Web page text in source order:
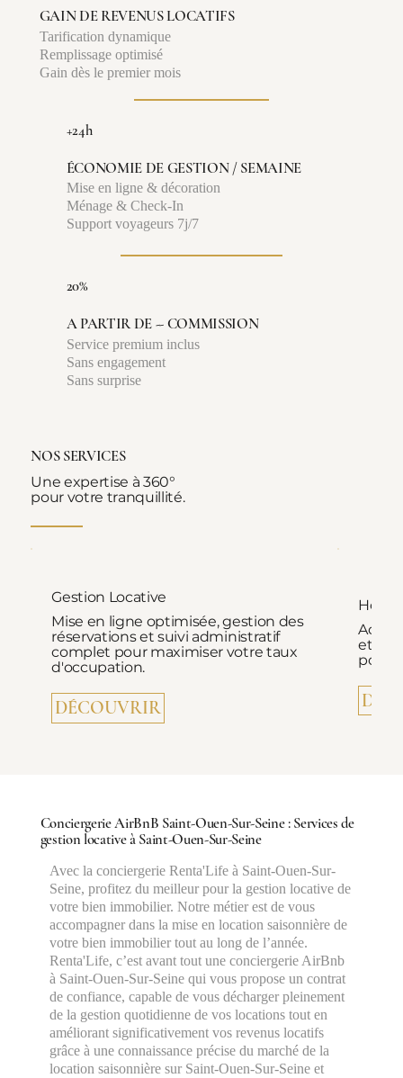
NOS SERVICES
Une expertise à 360°
pour votre tranquillité.
Gestion Locative
Mise en ligne optimisée, gestion des
réservations et suivi administratif
complet pour maximiser votre taux
d'occupation.
DÉCOUVRIR
et
pour
GAIN DE REVENUS LOCATIFS
Tarification dynamique
Remplissage optimisé
Gain dès le premier mois
+24h
ÉCONOMIE DE GESTION / SEMAINE
Mise en ligne & décoration
Ménage & Check-In
Support voyageurs 7j/7
20%
A PARTIR DE -- COMMISSION
Service premium inclus
Sans engagement
Sans surprise
Conciergerie AirBnB Saint-Ouen-Sur-Seine : Services de
gestion locative à Saint-Ouen-Sur-Seine
Avec la conciergerie Renta'Life à Saint-Ouen-Sur-
Seine, profitez du meilleur pour la gestion locative de
votre bien immobilier. Notre métier est de vous
accompagner dans la mise en location saisonnière de
votre bien immobilier tout au long de l’année.
Renta'Life, c’est avant tout une conciergerie AirBnb
à Saint-Ouen-Sur-Seine qui vous propose un contrat
de confiance, capable de vous décharger pleinement
de la gestion quotidienne de vos locations tout en
améliorant significativement vos revenus locatifs
grâce à une connaissance précise du marché de la
location saisonnière sur Saint-Ouen-Sur-Seine et